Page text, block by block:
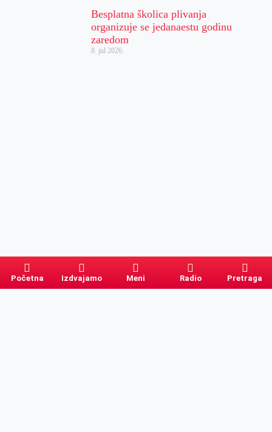
Besplatna školica plivanja
organizuje se jedanaestu godinu
zaredom
8. jul 2026.
Početna Izdvajamo Meni Radio Pretraga